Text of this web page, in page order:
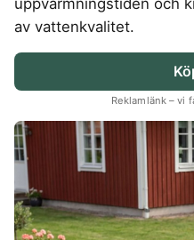
Fåtölj
KLIMAT
Luftkylare
Luftrenare
Luftvärmepump
Multiroom högtalare
Soundbar
MOBIL & TILLBEHÖR
Satellittelefon
Massagepistol
av vattenkvalitet.
Reklamlänk – vi